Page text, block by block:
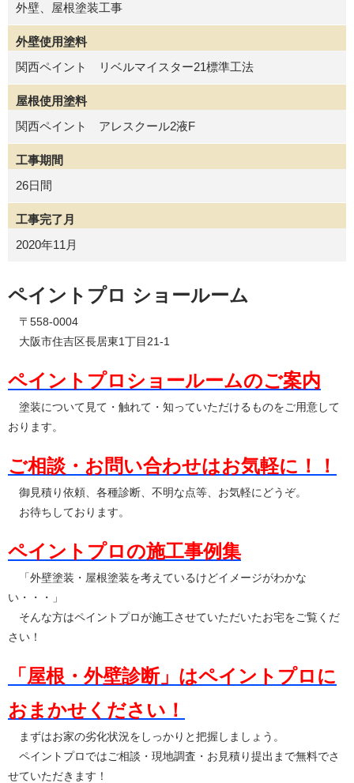
外壁、屋根塗装工事
外壁使用塗料
関西ペイント リベルマイスター21標準工法
屋根使用塗料
関西ペイント アレスクール2液F
工事期間
26日間
工事完了月
2020年11月
ペイントプロ ショールーム
〒558-0004
大阪市住吉区長居東1丁目21-1
ペイントプロショールームのご案内
塗装について見て・触れて・知っていただけるものをご用意して
おります。
ご相談・お問い合わせはお気軽に！！
御見積り依頼、各種診断、不明な点等、お気軽にどうぞ。
お待ちしております。
ペイントプロの施工事例集
「外壁塗装・屋根塗装を考えているけどイメージがわかな
い・・・」
そんな方はペイントプロが施工させていただいたお宅をご覧くだ
さい！
「屋根・外壁診断」はペイントプロに
おまかせください！
まずはお家の劣化状況をしっかりと把握しましょう。
ペイントプロではご相談・現地調査・お見積り提出まで無料でさ
せていただきます！